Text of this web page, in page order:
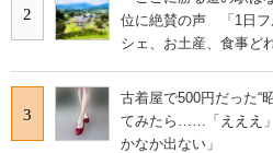
2
位に絶賛の声 「1日フ
シェ、お土産、食事ど
3
古着屋で500円だった“
てみたら……「えええ
かなか出ない」